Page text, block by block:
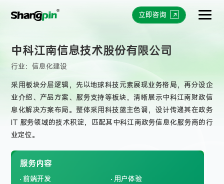
立即咨询
中科江南信息技术股份有限公司
行业：信息化建设
采用板块分层逻辑，先以地球科技元素展现业务格局，再分设企
业介绍、产品方案、服务支持等板块，清晰展示中科江南财政信
息化解决方案布局。整体采用科技蓝主色调，设计传递其在政务
IT 服务领域的技术积淀，匹配其中科江南政务信息化服务商的行
业定位。
服务内容
前端开发
用户体验